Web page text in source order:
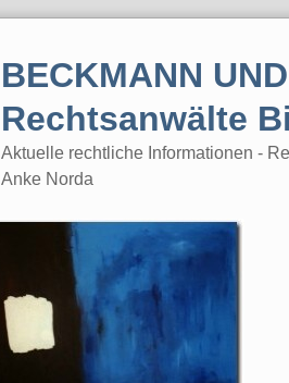
BECKMANN
Rechtsanwälte
Aktuelle rechtliche Informationen -
Anke Norda